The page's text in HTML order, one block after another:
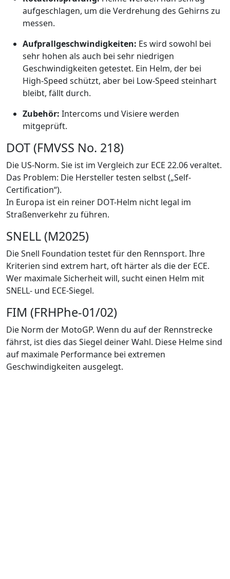
aufgeschlagen, um die Verdrehung des Gehirns zu
messen.
Aufprallgeschwindigkeiten: Es wird sowohl bei
sehr hohen als auch bei sehr niedrigen
Geschwindigkeiten getestet. Ein Helm, der bei
High-Speed schützt, aber bei Low-Speed steinhart
bleibt, fällt durch.
Zubehör: Intercoms und Visiere werden
mitgeprüft.
DOT (FMVSS No. 218)
Die US-Norm. Sie ist im Vergleich zur ECE 22.06 veraltet.
Das Problem: Die Hersteller testen selbst („Self-
Certification“).
In Europa ist ein reiner DOT-Helm nicht legal im
Straßenverkehr zu führen.
SNELL (M2025)
Die Snell Foundation testet für den Rennsport. Ihre
Kriterien sind extrem hart, oft härter als die der ECE.
Wer maximale Sicherheit will, sucht einen Helm mit
SNELL- und ECE-Siegel.
FIM (FRHPhe-01/02)
Die Norm der MotoGP. Wenn du auf der Rennstrecke
fährst, ist dies das Siegel deiner Wahl. Diese Helme sind
auf maximale Performance bei extremen
Geschwindigkeiten ausgelegt.